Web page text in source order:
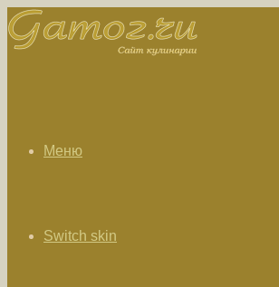
Меню
Switch skin